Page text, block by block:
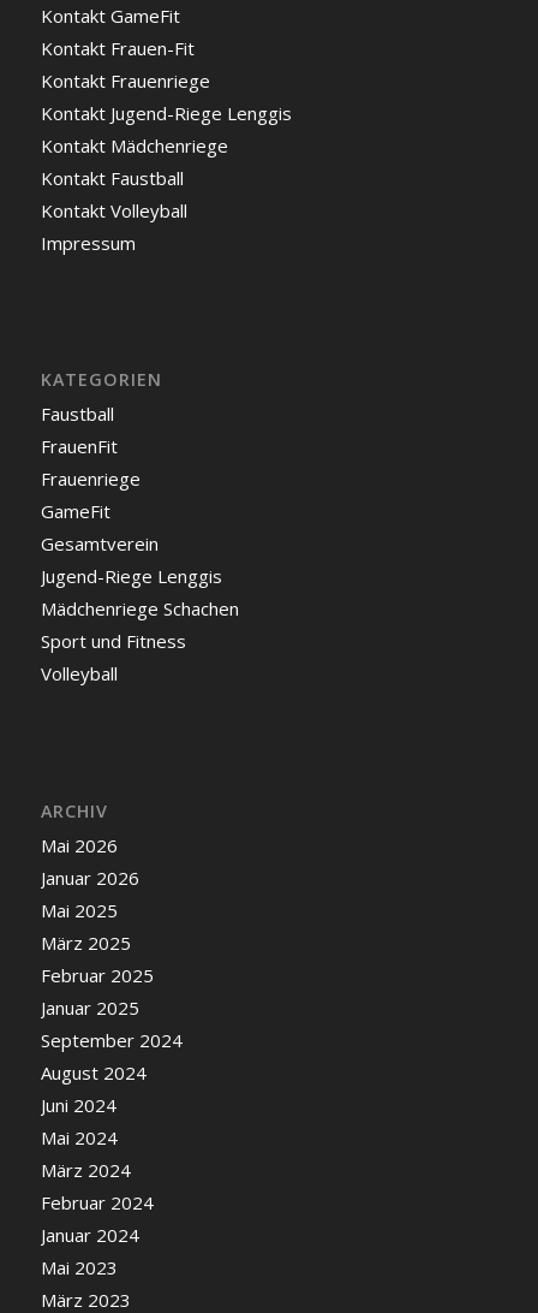
Kontakt GameFit
Kontakt Frauen-Fit
Kontakt Frauenriege
Kontakt Jugend-Riege Lenggis
Kontakt Mädchenriege
Kontakt Faustball
Kontakt Volleyball
Impressum
KATEGORIEN
Faustball
FrauenFit
Frauenriege
GameFit
Gesamtverein
Jugend-Riege Lenggis
Mädchenriege Schachen
Sport und Fitness
Volleyball
ARCHIV
Mai 2026
Januar 2026
Mai 2025
März 2025
Februar 2025
Januar 2025
September 2024
August 2024
Juni 2024
Mai 2024
März 2024
Februar 2024
Januar 2024
Mai 2023
März 2023